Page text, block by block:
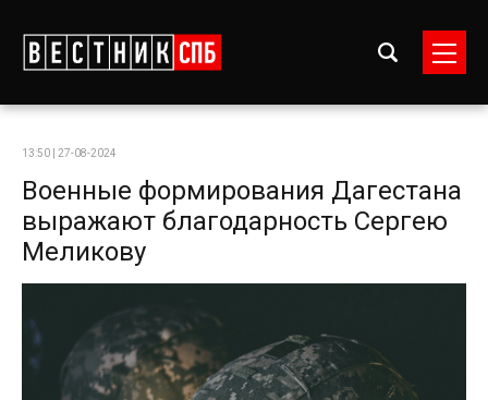
13:50 | 27-08-2024
Военные формирования Дагестана
выражают благодарность Сергею
Меликову